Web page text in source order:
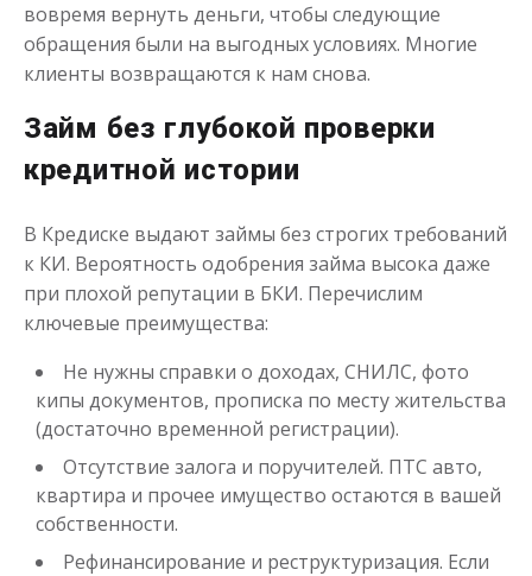
вовремя вернуть деньги, чтобы следующие
обращения были на выгодных условиях. Многие
клиенты возвращаются к нам снова.
Займ без глубокой проверки
кредитной истории
В Кредиске выдают займы без строгих требований
к КИ. Вероятность одобрения займа высока даже
при плохой репутации в БКИ. Перечислим
ключевые преимущества:
Не нужны справки о доходах, СНИЛС, фото
кипы документов, прописка по месту жительства
(достаточно временной регистрации).
Отсутствие залога и поручителей. ПТС авто,
квартира и прочее имущество остаются в вашей
собственности.
Рефинансирование и реструктуризация. Если